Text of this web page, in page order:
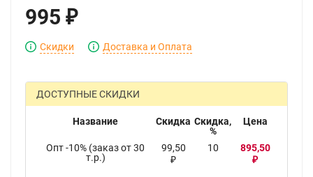
995 ₽
Скидки Доставка и Оплата
ДОСТУПНЫЕ СКИДКИ
Название Скидка Скидка,
%
Цена
Опт -10% (заказ от 30
т.р.)
99,50
₽
10 895,50
₽